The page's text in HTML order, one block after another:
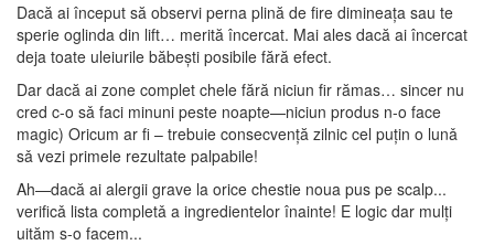
Dacă ai început să observi perna plină de fire dimineața sau te
sperie oglinda din lift… merită încercat. Mai ales dacă ai încercat
deja toate uleiurile băbești posibile fără efect.
Dar dacă ai zone complet chele fără niciun fir rămas… sincer nu
cred c-o sǎ faci minuni peste noapte—niciun produs n-o face
magic) Oricum ar fi – trebuie consecvență zilnic cel puțin o lunǎ
sǎ vezi primele rezultate palpabile!
Ah—dacă ai alergii grave la orice chestie noua pus pe scalp...
verificǎ lista completǎ a ingredientelor înainte! E logic dar mulți
uităm s-o facem...